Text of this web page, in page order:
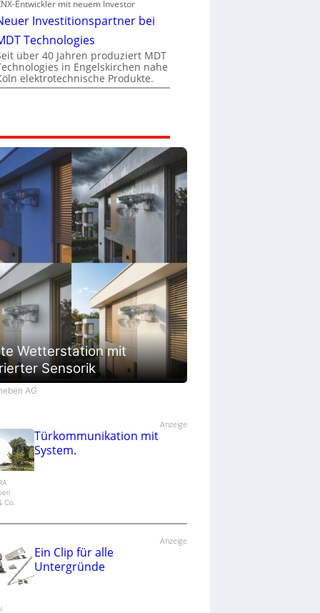
Entwickler mit neuem Investor
Investitionspartner bei
Technologies
über 40 Jahren produziert MDT
in Engelskirchen nahe
elektrotechnische Produkte.
Wetterstation mit
Sensorik
AG
Anzeige
Co.
Türkommunikation mit
System.
Anzeige
Ein Clip für alle
Untergründe